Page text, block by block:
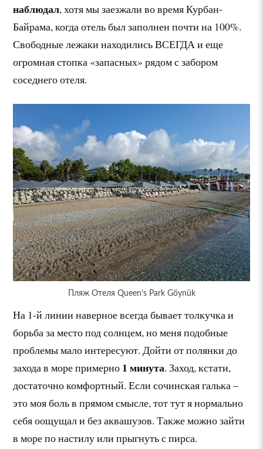
наблюдал, хотя мы заезжали во время Курбан-
Байрама, когда отель был заполнен почти на 100%.
Свободные лежаки находились ВСЕГДА и еще
огромная стопка «запасных» рядом с забором
соседнего отеля.
Пляж Отеля Queen’s Park Göynük
На 1-й линии наверное всегда бывает толкучка и
борьба за место под солнцем, но меня подобные
проблемы мало интересуют. Дойти от полянки до
захода в море примерно 1 минута. Заход, кстати,
достаточно комфортный. Если сочинская галька –
это моя боль в прямом смысле, тот тут я нормально
себя оощущал и без аквашузов. Также можно зайти
в море по настилу или прыгнуть с пирса.